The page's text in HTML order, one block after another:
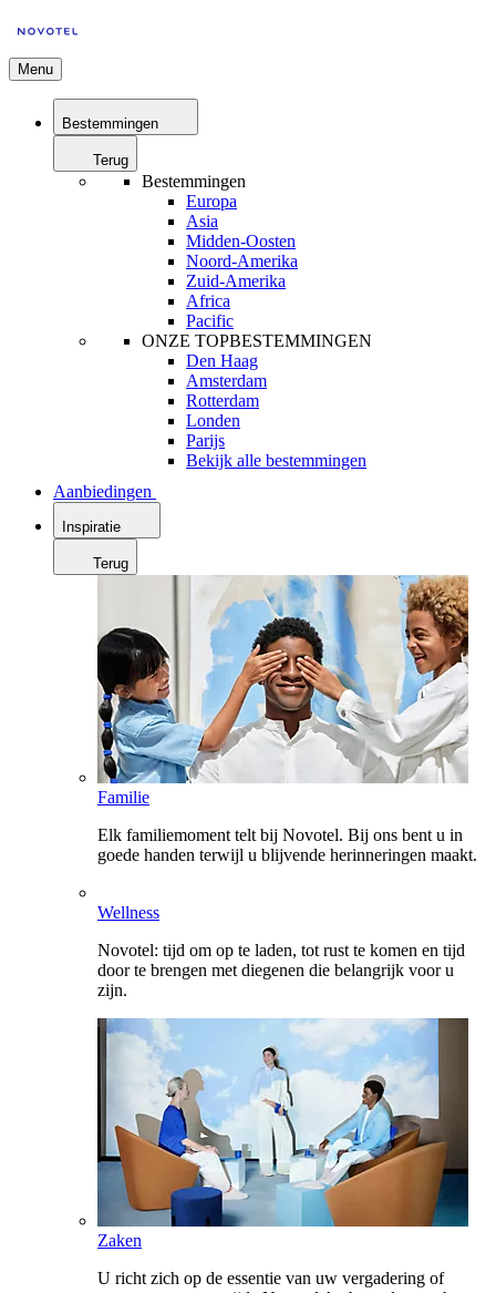
Menu
Bestemmingen
Terug
Bestemmingen
Europa
Asia
Midden-Oosten
Noord-Amerika
Zuid-Amerika
Africa
Pacific
ONZE TOPBESTEMMINGEN
Den Haag
Amsterdam
Rotterdam
Londen
Parijs
Bekijk alle bestemmingen
Aanbiedingen
Inspiratie
Terug
Familie
Elk familiemoment telt bij Novotel. Bij ons bent u in
goede handen terwijl u blijvende herinneringen maakt.
Wellness
Novotel: tijd om op te laden, tot rust te komen en tijd
door te brengen met diegenen die belangrijk voor u
zijn.
Zaken
U richt zich op de essentie van uw vergadering of